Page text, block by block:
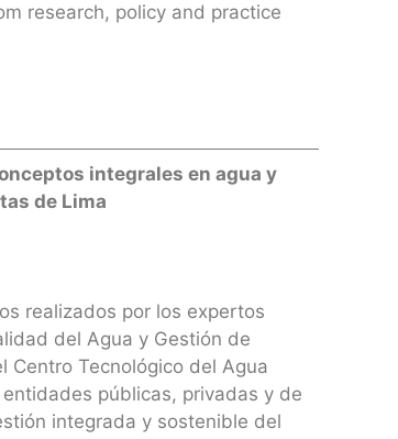
research, policy and practice
integrales en agua y
de Lima
realizados por los expertos
del Agua y Gestión de
Centro Tecnológico del Agua
públicas, privadas y de
integrada y sostenible del